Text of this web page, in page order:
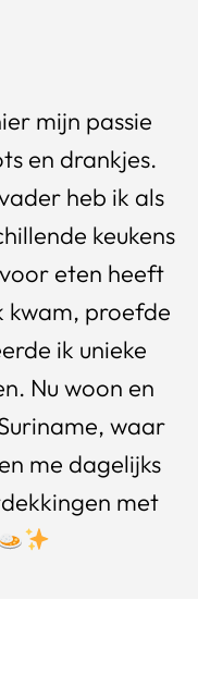
mijn passie
en drankjes.
heb ik als
keukens
eten heeft
kwam, proefde
ik unieke
Nu woon en
waar
me dagelijks
met